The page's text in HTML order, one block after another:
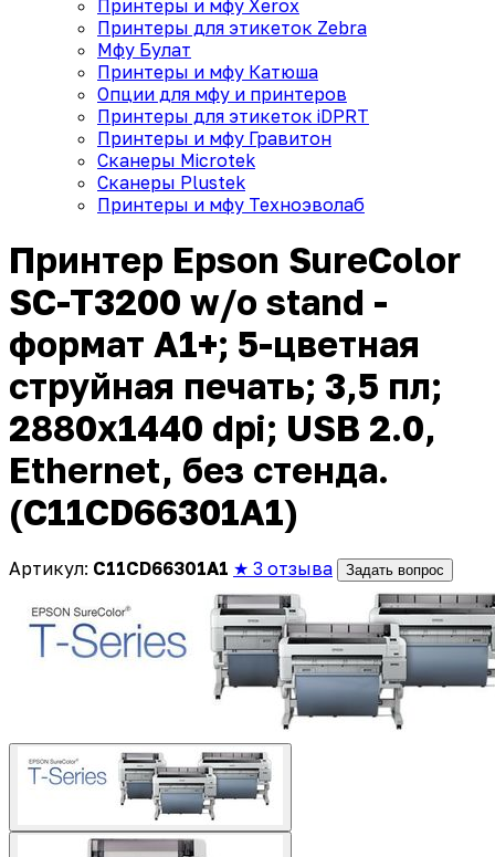
Принтеры и мфу Xerox
Принтеры для этикеток Zebra
Мфу Булат
Принтеры и мфу Катюша
Опции для мфу и принтеров
Принтеры для этикеток iDPRT
Принтеры и мфу Гравитон
Сканеры Microtek
Сканеры Plustek
Принтеры и мфу Техноэволаб
Принтер Epson SureColor
SC-T3200 w/o stand -
формат A1+; 5-цветная
струйная печать; 3,5 пл;
2880x1440 dpi; USB 2.0,
Ethernet, без стенда.
(C11CD66301A1)
Артикул: C11CD66301A1 ★ 3 отзыва Задать вопрос